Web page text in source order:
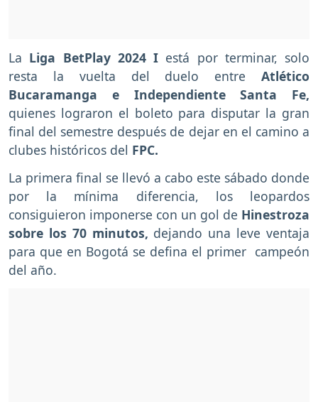
La Liga BetPlay 2024 I está por terminar, solo
resta la vuelta del duelo entre Atlético
Bucaramanga e Independiente Santa Fe,
quienes lograron el boleto para disputar la gran
final del semestre después de dejar en el camino a
clubes históricos del FPC.
La primera final se llevó a cabo este sábado donde
por la mínima diferencia, los leopardos
consiguieron imponerse con un gol de Hinestroza
sobre los 70 minutos, dejando una leve ventaja
para que en Bogotá se defina el primer campeón
del año.